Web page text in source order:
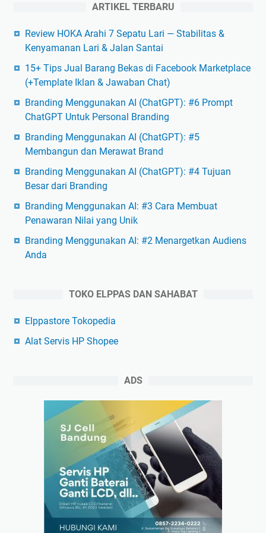
ARTIKEL TERBARU
Review HOKA Arahi 7 Sepatu Lari — Stabilitas &
Kenyamanan Lari & Jalan Santai
15+ Tips Jual Barang Bekas di Facebook Marketplace
(+Template Iklan & Jawaban Chat)
Branding Menggunakan AI (ChatGPT): #6 Prompt
ChatGPT Untuk Personal Branding
Branding Menggunakan AI (ChatGPT): #5
Membangun dan Merawat Brand
Branding Menggunakan AI (ChatGPT): #4 Tujuan
Besar dari Branding
Branding Menggunakan AI: #3 Cara Membuat
Penawaran Nilai yang Unik
Branding Menggunakan AI: #2 Menargetkan Audiens
Anda
TOKO ELPPAS DAN SAHABAT
Elppastore Tokopedia
Alat Servis HP Shopee
ADS